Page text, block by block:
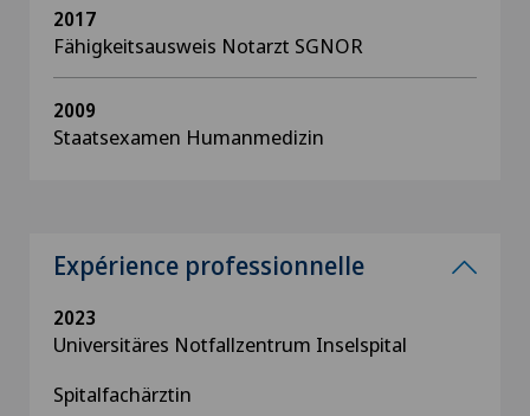
2017
Fähigkeitsausweis Notarzt SGNOR
2009
Staatsexamen Humanmedizin
Expérience professionnelle
2023
Universitäres Notfallzentrum Inselspital
Spitalfachärztin